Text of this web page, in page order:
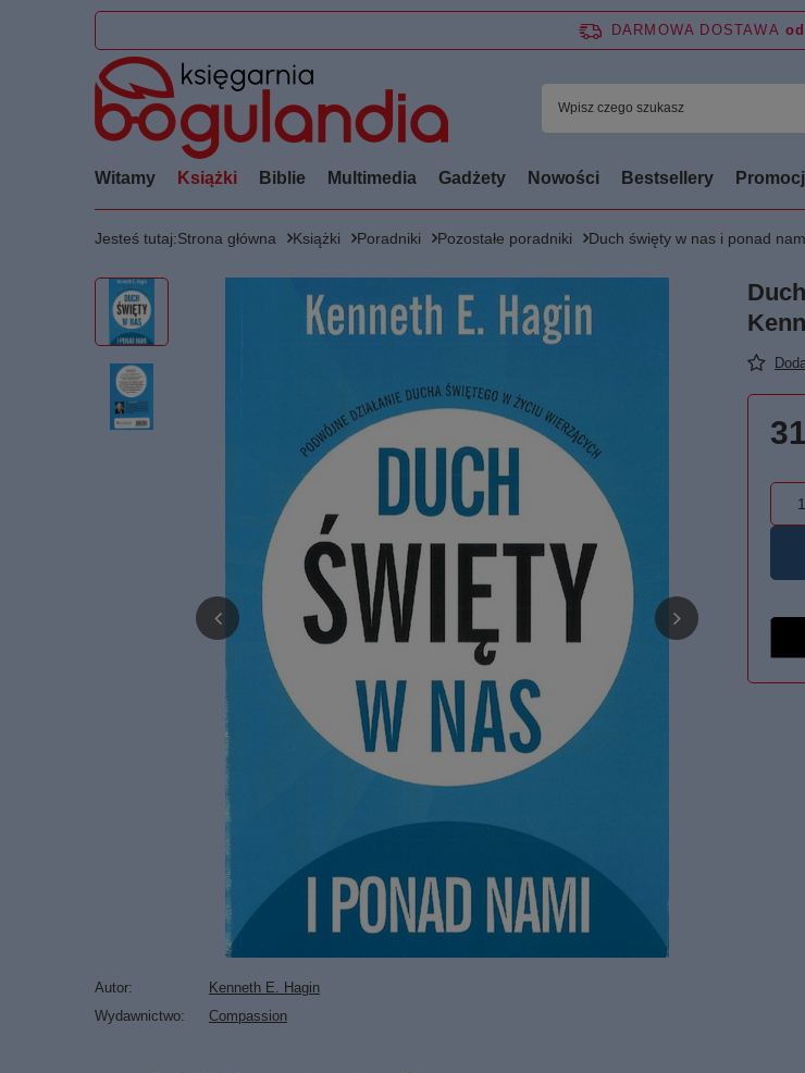
DARMOWA DOSTAWA
Witamy Książki Biblie Multimedia Gadżety Nowości Bestsellery
Jesteś tutaj:Strona główna Książki Poradniki Pozostałe poradniki Duch święty w nas i ponad
Autor
Kenneth E. Hagin
Wydawnictwo
Compassion